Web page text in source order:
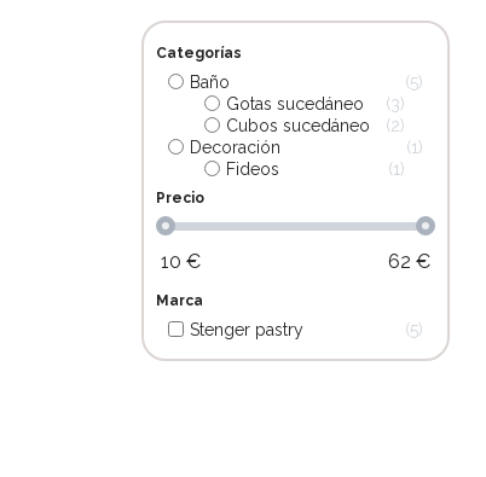
Categorías
Baño
5
Gotas sucedáneo
3
Cubos sucedáneo
2
Decoración
1
Fideos
1
Precio
10 € 62 €
Marca
Stenger pastry 5